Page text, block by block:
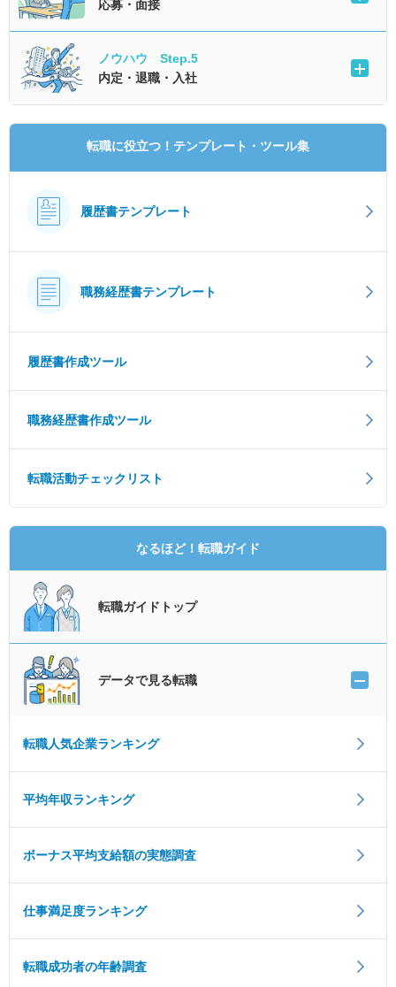
応募・面接
ノウハウ Step.5
内定・退職・入社
転職に役立つ！テンプレート・ツール集
履歴書テンプレート
職務経歴書テンプレート
履歴書作成ツール
職務経歴書作成ツール
転職活動チェックリスト
なるほど！転職ガイド
転職ガイドトップ
データで見る転職
転職人気企業ランキング
平均年収ランキング
ボーナス平均支給額の実態調査
仕事満足度ランキング
転職成功者の年齢調査